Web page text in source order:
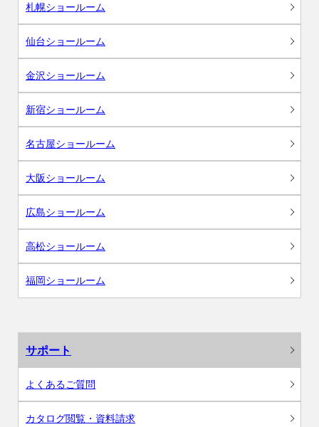
札幌ショールーム
仙台ショールーム
金沢ショールーム
新宿ショールーム
名古屋ショールーム
大阪ショールーム
広島ショールーム
高松ショールーム
福岡ショールーム
サポート
よくあるご質問
カタログ閲覧・資料請求